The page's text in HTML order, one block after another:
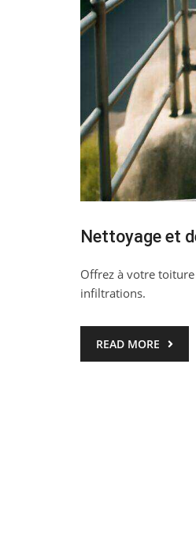
Nettoyage et
Offrez à votre
infiltrations.
READ MORE